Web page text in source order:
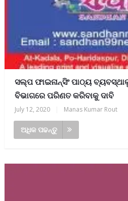
ସଲ୍ପ ଫାଇନାନ୍ସିଂ ପାଠ୍ୟ
ବିଭାଗରେ ପରିଣତ କରିବାକୁ ଦାବି
July 12, 2020 Manas Kumar Rout
ଅଧିକ ପଢନ୍ତୁ